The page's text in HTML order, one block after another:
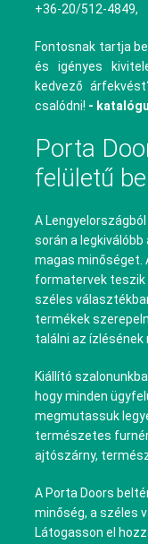
+36-20/512-4849,
Fontosnak tartja
és igényes
kedvező
csalódni! -
Porta
felületű
A
során a
magas minőséget.
formatervek teszik
széles
termékek
találni az ízlésének
Kiállító
hogy minden
megmutassuk
természetes
ajtószárny,
A Porta Doors
minőség, a széles
Látogasson el